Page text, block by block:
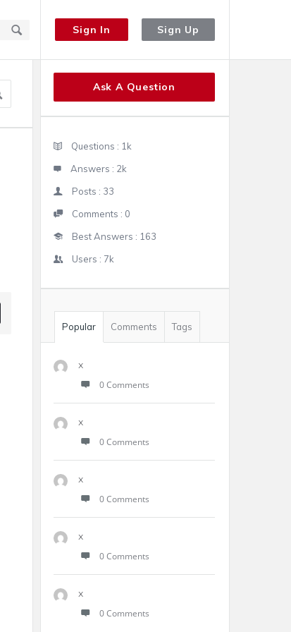
Sign In Sign Up
Sidebar
Ask A Question
Stats
Questions : 1k
Answers : 2k
Posts : 33
Comments : 0
Best Answers : 163
Users : 7k
Popular Comments Tags
x
0 Comments
x
0 Comments
x
0 Comments
x
0 Comments
x
0 Comments